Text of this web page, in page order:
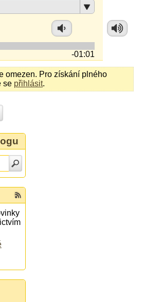
-01:01
omezen. Pro získání plného
se přihlásit.